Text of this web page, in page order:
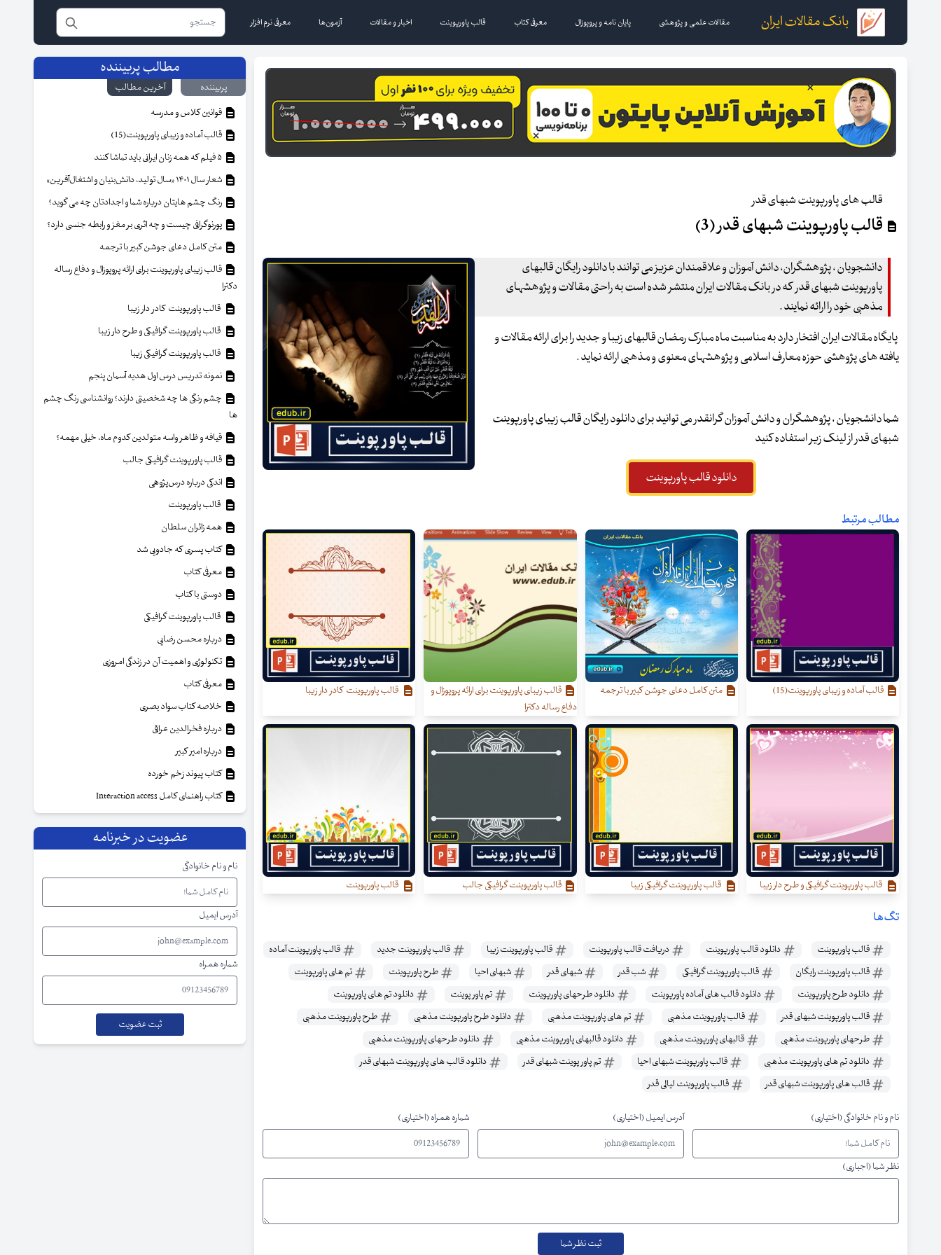
بانک مقالات ایران مقالات علمی و پژوهشی پایان نامه و پروپوزال معرفی کتاب قالب پاورپوینت اخبار و مقالات آزمون‌ها معرفی نرم افزار
قالب های پاورپوینت شبهای قدر
قالب پاورپوینت شبهای قدر (3)
دانشجویان ، پژوهشگران، دانش آموزان و علاقمندان عزیز می توانند با دانلود رایگان قالبهای
پاورپوینت شبهای قدر که در بانک مقالات ایران منتشر شده است به راحتی مقالات و پژوهشهای
مذهبی خود را ارائه نمایند .
پایگاه مقالات ایران افتخار دارد به مناسبت ماه مبارک رمضان قالبهای زیبا و جدید را برای ارائه مقالات و
یافته های پژوهشی حوزه معارف اسلامی و پژوهشهای معنوی و مذهبی ارائه نماید .
شما دانشجویان ، پژوهشگران و دانش آموزان گرانقدر می توانید برای دانلود رایگان قالب زیبای پاورپوینت
شبهای قدر از لینک زیر استفاده کنید
دانلود قالب پاورپوینت
مطالب مرتبط
قالب آماده و زیبای پاورپوینت(15) متن کامل دعای جوشن کبیر با ترجمه
قالب زیبای پاورپوینت برای ارائه پروپوزال و
دفاع رساله دکترا
قالب پاورپوینت کادر دار زیبا
قالب پاورپوینت گرافیکی و طرح دار زیبا قالب پاورپوینت گرافیکی زیبا قالب پاورپوینت گرافیکی جالب قالب پاورپوینت
تگ‌ها
قالب پاورپوینت دانلود قالب پاورپوینت دریافت قالب پاورپوینت قالب پاورپوینت زیبا قالب پاورپوینت جدید
قالب پاورپوینت آماده
قالب پاورپوینت رایگان
قالب پاورپوینت گرافیکی شب قدر شبهای قدر شبهای احیا طرح پاورپوینت
تم های پاورپوینت
دانلود طرح پاورپوینت
دانلود قالب های آماده پاورپوینت دانلود طرحهای پاورپوینت تم پاور پوینت
دانلود تم های پاورپوینت
قالب پاورپوینت شبهای قدر
قالب پاورپوینت مذهبی تم های پاورپوینت مذهبی دانلود طرح پاورپوینت مذهبی
طرح پاورپوینت مذهبی
طرحهای پاورپوینت مذهبی
قالبهای پاورپوینت مذهبی دانلود قالبهای پاورپوینت مذهبی
دانلود طرحهای پاورپوینت مذهبی
دانلود تم های پاورپوینت مذهبی
قالب پاورپوینت شبهای احیا تم پاور پوینت شبهای قدر
دانلود قالب های پاورپوینت شبهای قدر
قالب های پاورپوینت شبهای قدر
قالب پاورپوینت لیالی قدر
نام و نام خانوادگی (اختیاری) آدرس ایمیل (اختیاری) شماره همراه (اختیاری)
نظر شما (اجباری)
مطالب پربیننده
پربیننده
آخرین مطالب
قوانین کلاس و مدرسه
قالب آماده و زیبای پاورپوینت(15)
شعار سال ۱۴۰۱ «سال تولید، دانش‌بنیان و اشتغال‌آفرین»
رنگ چشم هایتان درباره شما و اجدادتان چه می گوید؟
پورنوگرافی چیست و چه اثری بر مغز و رابطه جنسی دارد؟
متن کامل دعای جوشن کبیر با ترجمه
قالب زیبای پاورپوینت برای ارائه پروپوزال و دفاع رساله
دکترا
قالب پاورپوینت کادر دار زیبا
قالب پاورپوینت گرافیکی و طرح دار زیبا
قالب پاورپوینت گرافیکی زیبا
نمونه تدریس درس اول هدیه آسمان پنجم
چشم رنگی ها چه شخصیتی دارند؟ روانشناسی رنگ چشم
ها
قیافه و ظاهر واسه متولدین کدوم ماه، خیلی مهمه؟
قالب پاورپوینت گرافیکی جالب
اندکی درباره درس‌پژوهی
قالب پاورپوینت
همه زائران سلطان
کتاب پسری که جادویی شد
معرفی کتاب
دوستی با کتاب
قالب پاورپوینت گرافیکی
درباره محسن رضایی
تکنولوژی و اهمیت آن در زندگی امروزی
معرفی کتاب
خلاصه کتاب سواد بصری
درباره فخرالدین عراقی
درباره امیر کبیر
کتاب پیوند زخم خورده
کتاب راهنمای کامل Interaction access
عضویت در خبرنامه
نام و نام خانوادگی
آدرس ایمیل
شماره همراه